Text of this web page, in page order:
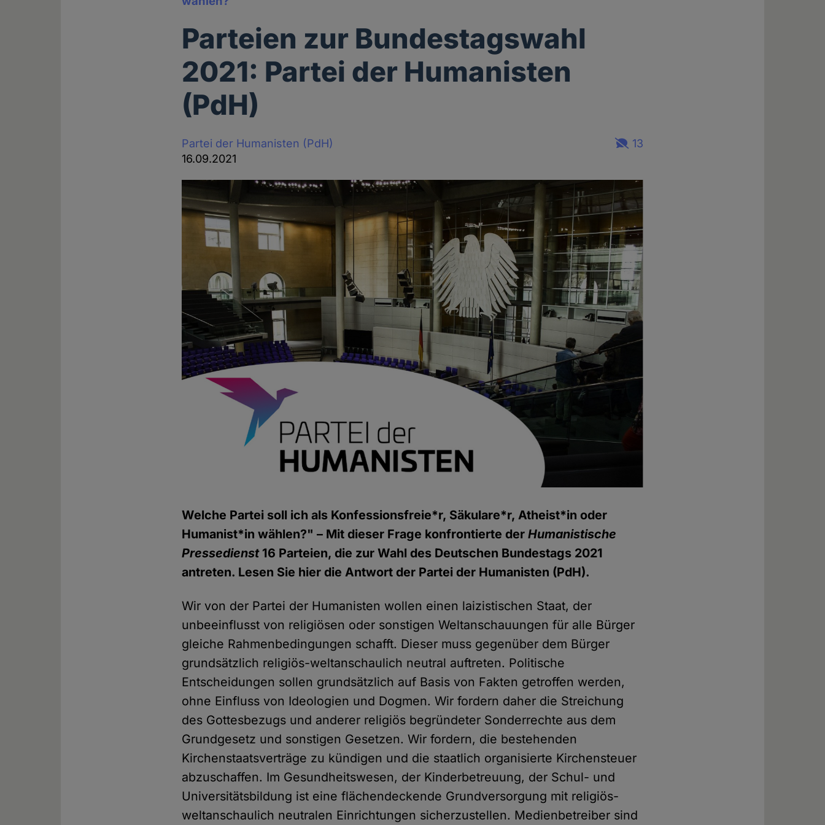
Parteien zur Bundestagswahl
2021: Partei der Humanisten
(PdH)
Partei der Humanisten (PdH)
16.09.2021
13
Welche Partei soll ich als Konfessionsfreie*r, Säkulare*r, Atheist*in oder
Humanist*in wählen?" – Mit dieser Frage konfrontierte derHumanistische
Pressedienst16 Parteien, die zur Wahl des Deutschen Bundestags 2021
antreten. Lesen Sie hier die Antwort der Partei der Humanisten (PdH).
Wir von der Partei der Humanisten wollen einen laizistischen Staat, der
unbeeinflusst von religiösen oder sonstigen Weltanschauungen für alle Bürger
gleiche Rahmenbedingungen schafft. Dieser muss gegenüber dem Bürger
grundsätzlich religiös-weltanschaulich neutral auftreten. Politische
Entscheidungen sollen grundsätzlich auf Basis von Fakten getroffen werden,
ohne Einfluss von Ideologien und Dogmen. Wir fordern daher die Streichung
des Gottesbezugs und anderer religiös begründeter Sonderrechte aus dem
Grundgesetz und sonstigen Gesetzen. Wir fordern, die bestehenden
Kirchenstaatsverträge zu kündigen und die staatlich organisierte Kirchensteuer
abzuschaffen. Im Gesundheitswesen, der Kinderbetreuung, der Schul- und
Universitätsbildung ist eine flächendeckende Grundversorgung mit religiös-
weltanschaulich neutralen Einrichtungen sicherzustellen. Medienbetreiber sind